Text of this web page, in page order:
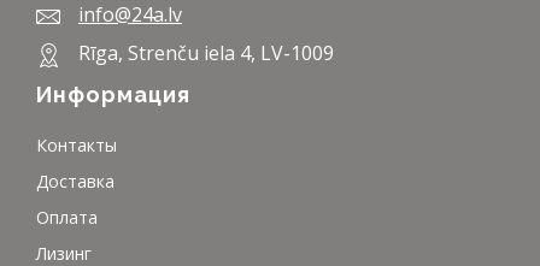
info@24a.lv
Rīga, Strenču iela 4, LV-1009
Информация
Контакты
Доставка
Оплата
Лизинг